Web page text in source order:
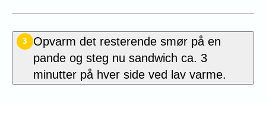
3
Opvarm det resterende smør på en
pande og steg nu sandwich ca. 3
minutter på hver side ved lav varme.